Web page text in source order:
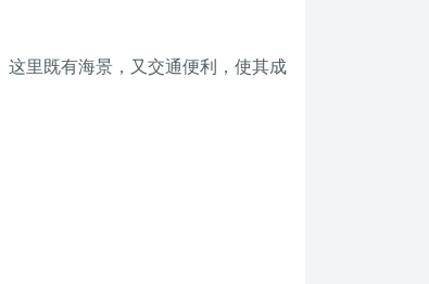
里既有海景，又交通便利，使其成